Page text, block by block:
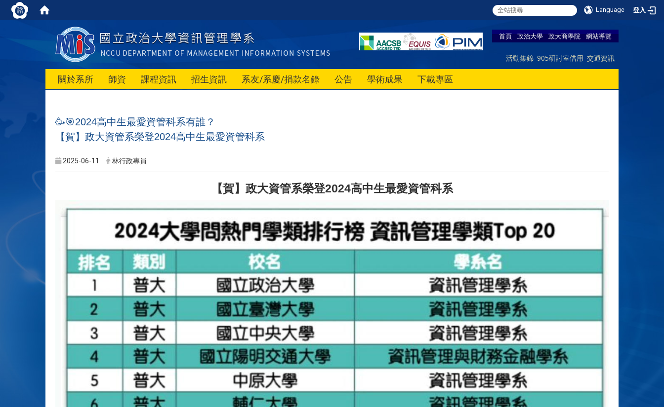
Language 登入
首頁 政治大學 政大商學院 網站導覽
活動集錦 905研討室借用 交通資訊
關於系所 師資 課程資訊 招生資訊 系友/系慶/捐款名錄 公告 學術成果 下載專區
🥳🎯2024高中生最愛資管科系有誰？
【賀】政大資管系榮登2024高中生最愛資管科系
2025-06-11 林行政專員
【賀】政大資管系榮登2024高中生最愛資管科系